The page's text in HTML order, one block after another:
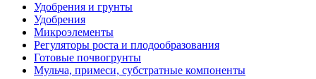
Удобрения и грунты
Удобрения
Микроэлементы
Регуляторы роста и плодообразования
Готовые почвогрунты
Мульча, примеси, субстратные компоненты